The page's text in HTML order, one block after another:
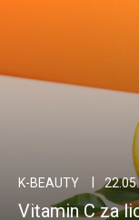
K-BEAUTY
Vitamin C za